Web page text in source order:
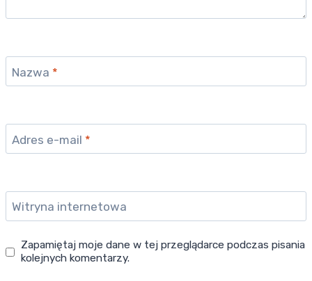
Nazwa *
Adres e-mail *
Witryna internetowa
Zapamiętaj moje dane w tej przeglądarce podczas pisania
kolejnych komentarzy.